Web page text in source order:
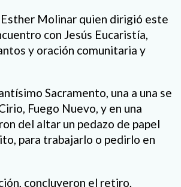
Esther Molinar quien dirigió este
con Jesús Eucaristía,
y oración comunitaria y
Sacramento, una a una se
Fuego Nuevo, y en una
del altar un pedazo de papel
para trabajarlo o pedirlo en
concluyeron el retiro,